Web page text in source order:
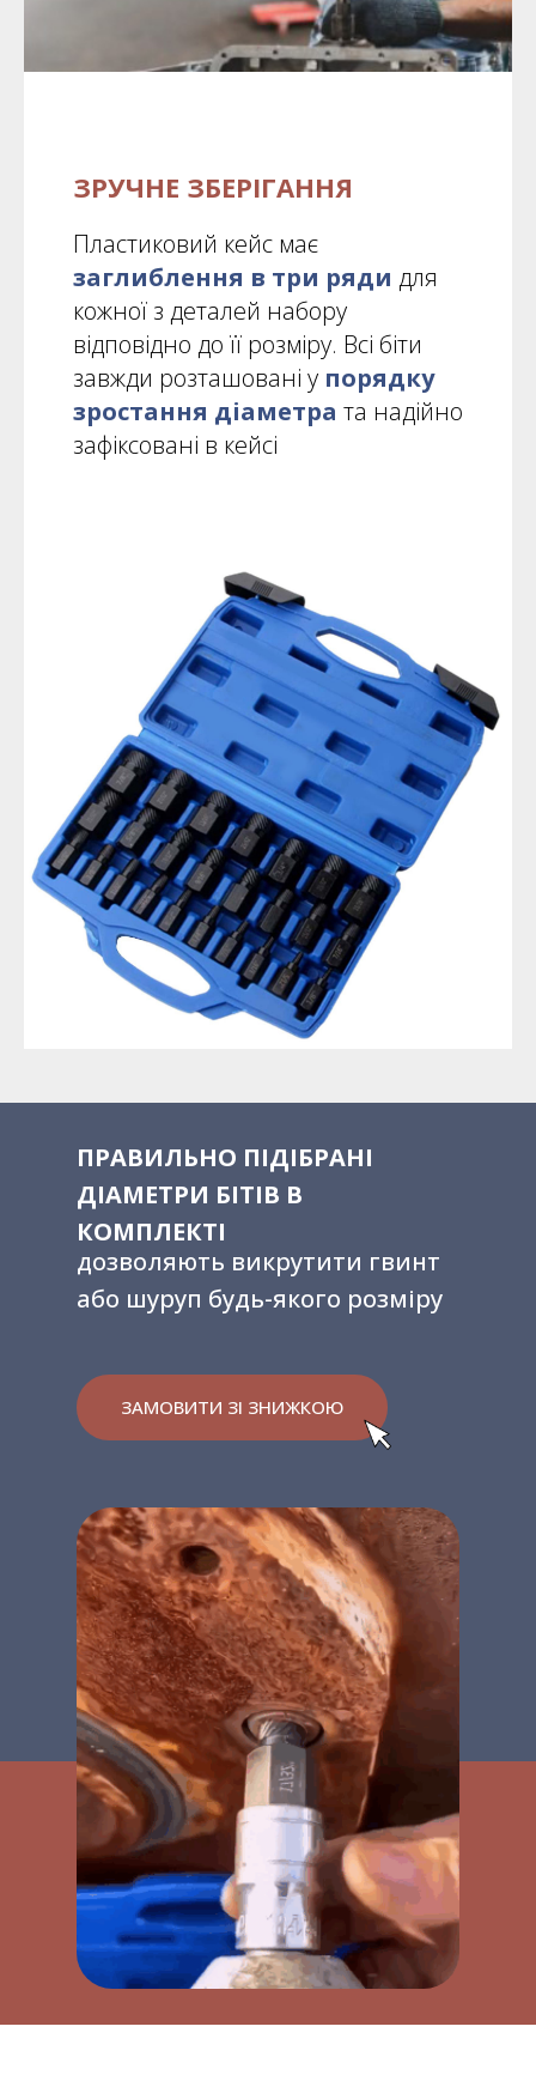
ЗРУЧНЕ ЗБЕРІГАННЯ
Пластиковий кейс має
заглиблення в три ряди для
кожної з деталей набору
відповідно до її розміру. Всі біти
завжди розташовані у порядку
зростання діаметра та надійно
зафіксовані в кейсі
ПРАВИЛЬНО ПІДІБРАНІ
ДІАМЕТРИ БІТІВ В
КОМПЛЕКТІ
дозволяють викрутити гвинт
або шуруп будь-якого розміру
ЗАМОВИТИ ЗІ ЗНИЖКОЮ